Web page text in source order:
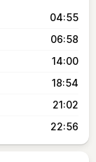
04:55
06:58
14:00
18:54
21:02
22:56